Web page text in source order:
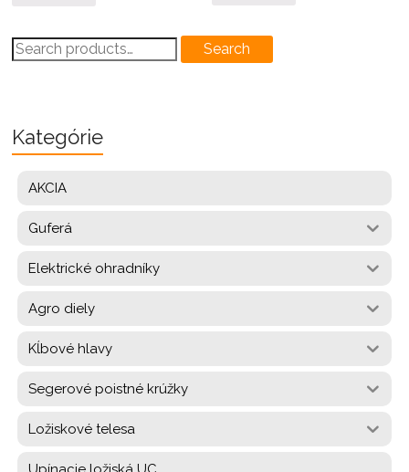
Search
for:
Search
Kategórie
AKCIA
Guferá
Elektrické ohradníky
Agro diely
Kĺbové hlavy
Segerové poistné krúžky
Ložiskové telesa